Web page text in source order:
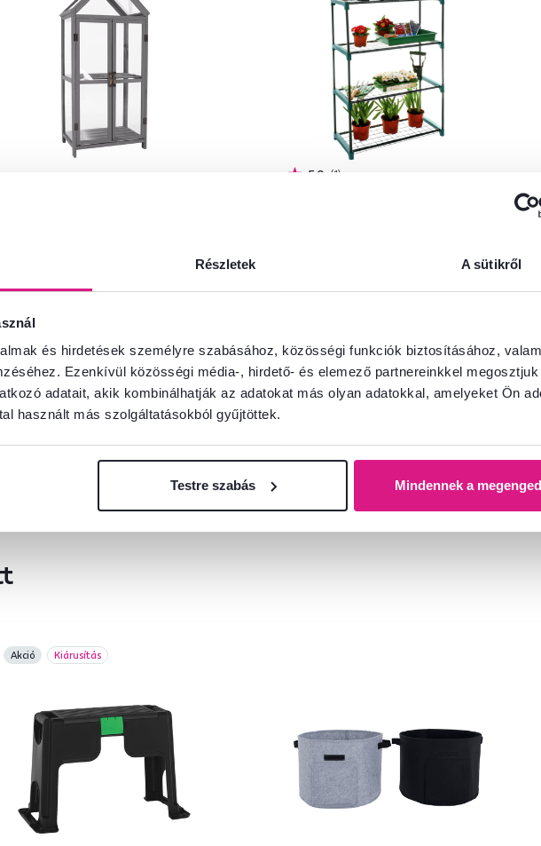
Részletek A sütikről
és hirdetések személyre szabásához, közösségi funkciók biztosításához,
Ezenkívül közösségi média-, hirdető- és elemező partnereinkkel
adatait, akik kombinálhatják az adatokat más olyan adatokkal, amelyeket Ön
használt más szolgáltatásokból gyűjtöttek.
Testre szabás Mindennek a
60 900 Ft
5,0 1
8 500 Ft
Akció Kiárusítás